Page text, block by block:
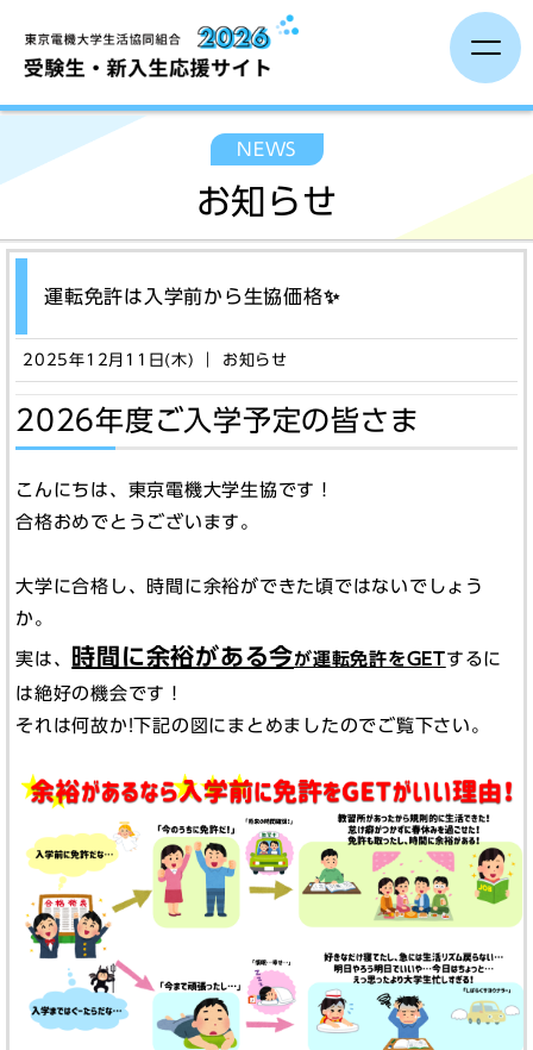
受験生の方へ
新入生イベント
新生活準備
NEWS
お知らせ
運転免許は入学前から生協価格✨
2025年12月11日(木) ｜ お知らせ
2026年度ご入学予定の皆さま
こんにちは、東京電機大学生協です！
合格おめでとうございます。
大学に合格し、時間に余裕ができた頃ではないでしょう
か。
実は、 時間に余裕がある今が運転免許をGETするに
は絶好の機会です！
それは何故か!下記の図にまとめましたのでご覧下さい。